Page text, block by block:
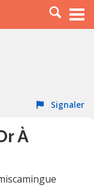
Signaler
À